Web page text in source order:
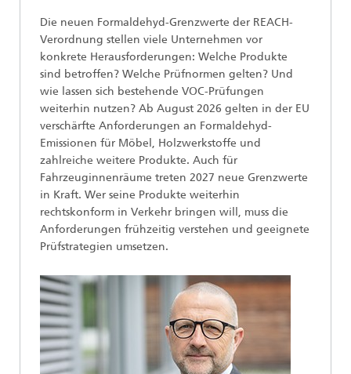
Die neuen Formaldehyd-Grenzwerte der REACH-
Verordnung stellen viele Unternehmen vor
konkrete Herausforderungen: Welche Produkte
sind betroffen? Welche Prüfnormen gelten? Und
wie lassen sich bestehende VOC-Prüfungen
weiterhin nutzen? Ab August 2026 gelten in der EU
verschärfte Anforderungen an Formaldehyd-
Emissionen für Möbel, Holzwerkstoffe und
zahlreiche weitere Produkte. Auch für
Fahrzeuginnenräume treten 2027 neue Grenzwerte
in Kraft. Wer seine Produkte weiterhin
rechtskonform in Verkehr bringen will, muss die
Anforderungen frühzeitig verstehen und geeignete
Prüfstrategien umsetzen.